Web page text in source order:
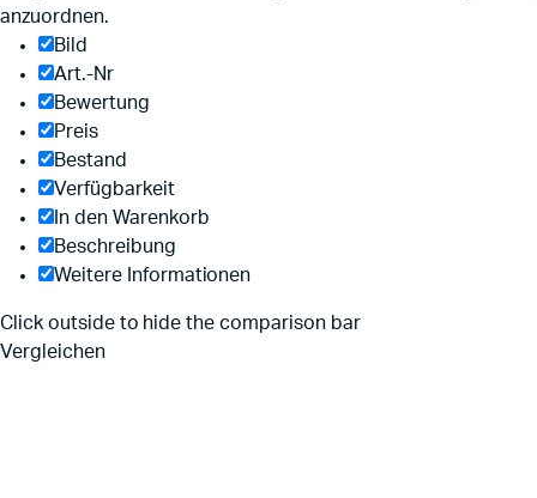
anzuordnen.
Bild
Art.-Nr
Bewertung
Preis
Bestand
Verfügbarkeit
In den Warenkorb
Beschreibung
Weitere Informationen
Click outside to hide the comparison bar
Vergleichen